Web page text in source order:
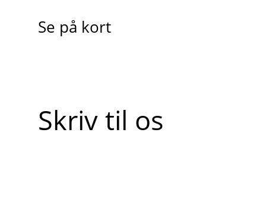
Se på kort
Skriv til os